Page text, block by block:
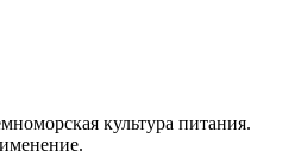
культура питания.